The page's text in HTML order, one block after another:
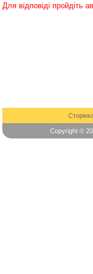
Для відповіді пройдіть
Copyright ©